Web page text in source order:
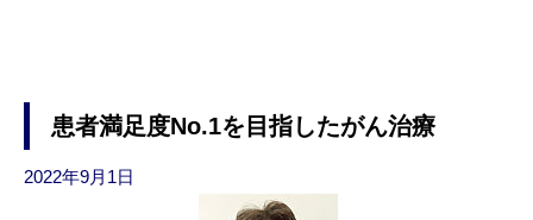
患者満足度No.1を目指したがん治療
2022年9月1日